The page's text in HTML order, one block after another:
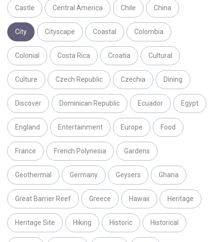
Castle Central America Chile China
City Cityscape Coastal Colombia
Colonial Costa Rica Croatia Cultural
Culture Czech Republic Czechia Dining
Discover Dominican Republic Ecuador Egypt
England Entertainment Europe Food
France French Polynesia Gardens
Geothermal Germany Geysers Ghana
Great Barrier Reef Greece Hawaii Heritage
Heritage Site Hiking Historic Historical